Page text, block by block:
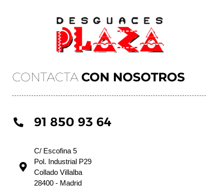
CONTACTA CON NOSOTROS
91 850 93 64
C/ Escofina 5
Pol. Industrial P29
Collado Villalba
28400 - Madrid